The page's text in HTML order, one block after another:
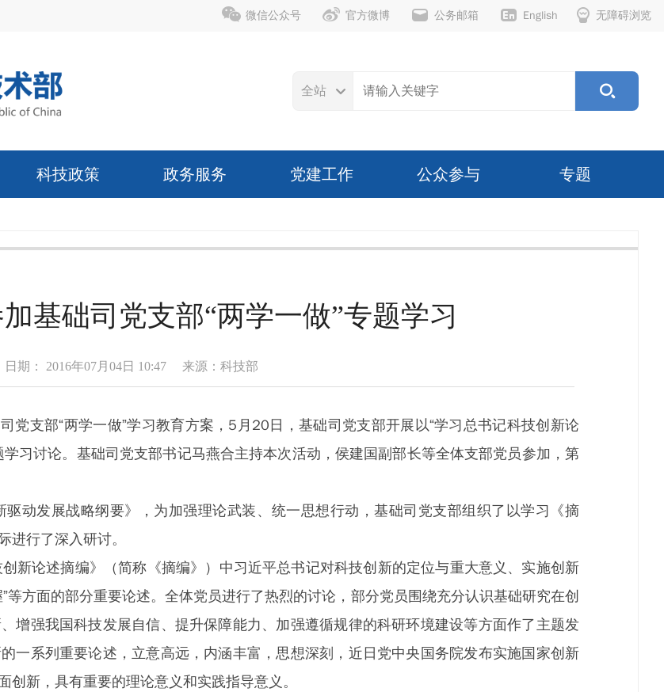
无障碍浏览
English
公务邮箱
官方微博
微信公众号
全站
科技政策 政务服务 党建工作 公众参与 专题
基础司党支部“两学一做”专题学习
日期： 2016年07月04日 10:47 来源：科技部
党支部“两学一做”学习教育方案，5月20日，基础司党支部开展以“学习总书记科技创新论
习讨论。基础司党支部书记马燕合主持本次活动，侯建国副部长等全体支部党员参加，第
动发展战略纲要》，为加强理论武装、统一思想行动，基础司党支部组织了以学习《摘
行了深入研讨。
新论述摘编》（简称《摘编》）中习近平总书记对科技创新的定位与重大意义、实施创新
方面的部分重要论述。全体党员进行了热烈的讨论，部分党员围绕充分认识基础研究在创
增强我国科技发展自信、提升保障能力、加强遵循规律的科研环境建设等方面作了主题发
一系列重要论述，立意高远，内涵丰富，思想深刻，近日党中央国务院发布实施国家创新
新，具有重要的理论意义和实践指导意义。